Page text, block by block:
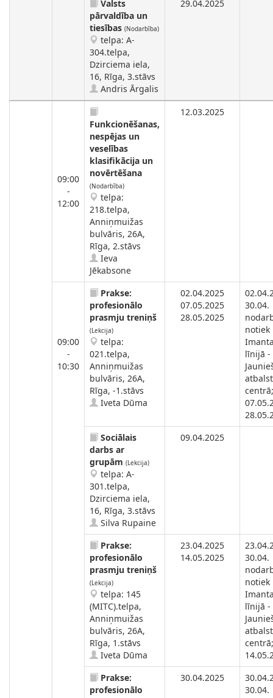
Valsts
pārvaldība un
tiesības (Nodarbība)
telpa: A-
304.telpa,
Dzirciema iela,
16, Rīga, 3.stāvs
Andris Ārgalis
29.04.2025
09:00
-
12:00
Funkcionēšanas,
nespējas un
veselības
klasifikācija un
novērtēšana
(Nodarbība)
telpa:
218.telpa,
Anniņmuižas
bulvāris, 26A,
Rīga, 2.stāvs
Ieva
Jēkabsone
12.03.2025
09:00
-
10:30
Prakse:
profesionālo
prasmju treniņš
(Lekcija)
telpa:
021.telpa,
Anniņmuižas
bulvāris, 26A,
Rīga, -1.stāvs
Iveta Dūma
02.04.2025
07.05.2025
28.05.2025
30.04.
notiek
līnijā -
centrā;
Sociālais
darbs ar
grupām (Lekcija)
telpa: A-
301.telpa,
Dzirciema iela,
16, Rīga, 3.stāvs
Silva Rupaine
09.04.2025
Prakse:
profesionālo
prasmju treniņš
(Lekcija)
telpa: 145
(MITC).telpa,
Anniņmuižas
bulvāris, 26A,
Rīga, 1.stāvs
Iveta Dūma
23.04.2025
14.05.2025
30.04.
notiek
līnijā -
centrā;
Prakse:
profesionālo
30.04.2025
30.04.